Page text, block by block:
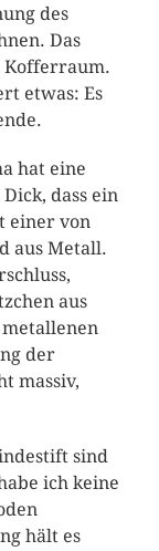
des
Das
Kofferraum.
etwas: Es
hat eine
dass ein
einer von
aus Metall.
aus
der
massiv,
sind
ich keine
hält es